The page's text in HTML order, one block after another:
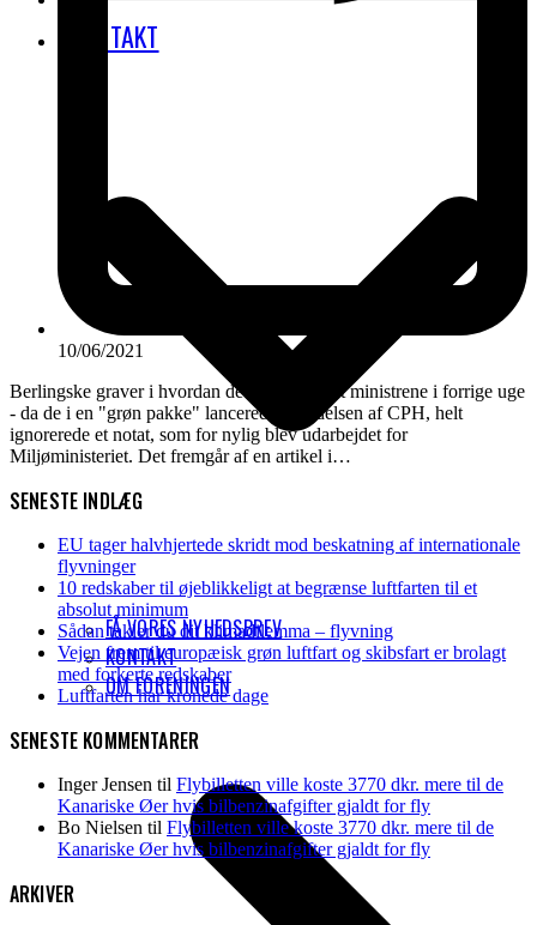
KONTAKT
FÅ VORES NYHEDSBREV
KONTAKT
OM FORENINGEN
10/06/2021
Berlingske graver i hvordan det kan være, at ministrene i forrige uge
- da de i en "grøn pakke" lancerede udvidelsen af CPH, helt
ignorerede et notat, som for nylig blev udarbejdet for
Miljøministeriet. Det fremgår af en artikel i…
SENESTE INDLÆG
EU tager halvhjertede skridt mod beskatning af internationale
flyvninger
10 redskaber til øjeblikkeligt at begrænse luftfarten til et
absolut minimum
Sådan takler du dit klimadilemma – flyvning
Vejen frem til europæisk grøn luftfart og skibsfart er brolagt
med forkerte redskaber
Luftfarten har kronede dage
SENESTE KOMMENTARER
Inger Jensen til Flybilletten ville koste 3770 dkr. mere til de
Kanariske Øer hvis bilbenzinafgifter gjaldt for fly
Bo Nielsen til Flybilletten ville koste 3770 dkr. mere til de
Kanariske Øer hvis bilbenzinafgifter gjaldt for fly
ARKIVER